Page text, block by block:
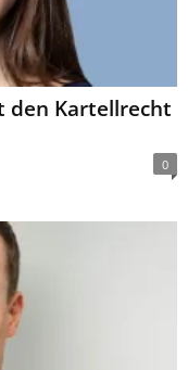
den Kartellrecht
0